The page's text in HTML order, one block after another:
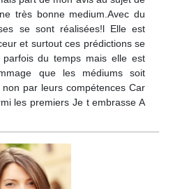
très bonne medium.Avec du
se sont réalisées!l Elle est
et surtout ces prédictions se
du temps mais elle est
que les médiums soit
par leurs compétences Car
les premiers Je t embrasse A